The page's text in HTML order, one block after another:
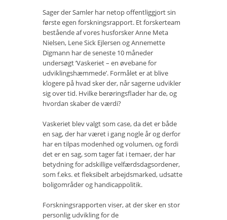
Om Sager der Samler
Bliv medlem
Politikker og vedtægter
Sager der Samler har netop offentliggjort sin
første egen forskningsrapport. Et forskerteam
bestående af vores husforsker Anne Meta
Nielsen, Lene Sick Ejlersen og Annemette
Digmann har de seneste 10 måneder
undersøgt ’Vaskeriet – en øvebane for
udviklingshæmmede’. Formålet er at blive
klogere på hvad sker der, når sagerne udvikler
sig over tid. Hvilke berøringsflader har de, og
hvordan skaber de værdi?
Vaskeriet blev valgt som case, da det er både
en sag, der har været i gang nogle år og derfor
har en tilpas modenhed og volumen, og fordi
det er en sag, som tager fat i temaer, der har
betydning for adskillige velfærdsdagsordener,
som f.eks. et fleksibelt arbejdsmarked, udsatte
boligområder og handicappolitik.
Forskningsrapporten viser, at der sker en stor
personlig udvikling for de